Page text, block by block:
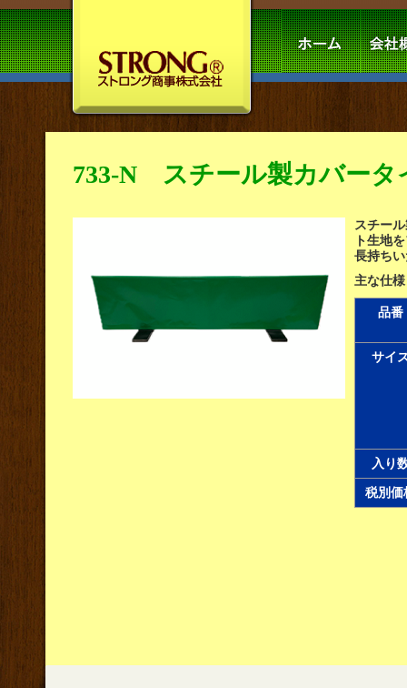
733-N スチール製カバータ
スチー
ト生地
長持ち
主な仕様
品番
サイ
入り
税別価